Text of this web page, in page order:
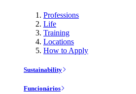
Professions
Life
Training
Locations
How to Apply
Sustainability
Funcionários